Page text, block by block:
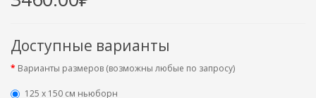
Доступные варианты
Варианты размеров (возможны любые по запросу)
125 x 150 см ньюборн